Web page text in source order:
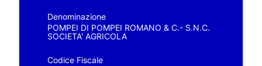
Denominazione
POMPEI DI POMPEI ROMANO & C.- S.N.C.
SOCIETA' AGRICOLA
Codice Fiscale